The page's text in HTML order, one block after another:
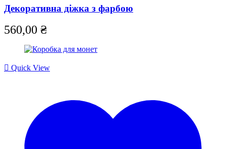
Декоративна діжка з фарбою
560,00 ₴
Quick View